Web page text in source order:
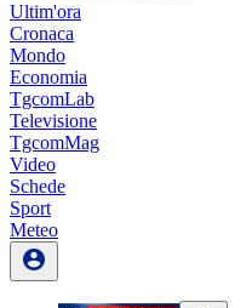
Ultim'ora
Cronaca
Mondo
Economia
TgcomLab
Televisione
TgcomMag
Video
Schede
Sport
Meteo